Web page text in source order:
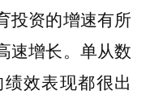
投资的增速有所
速增长。单从数
效表现都很出